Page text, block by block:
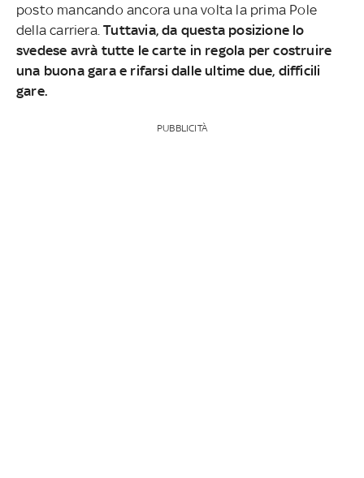
posto mancando ancora una volta la prima Pole
della carriera.Tuttavia, da questa posizione lo
svedese avrà tutte le carte in regola per costruire
una buona gara e rifarsi dalle ultime due, difficili
gare.
PUBBLICITÀ